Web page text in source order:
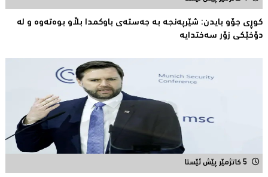
کوڕی جۆو بایدن: شێرپەنجە بە جەستەی باوکمدا بڵاو بوەتەوە و لە
دۆخێکی زۆر سەختدایە
5 کاتژمێر پێش ئێستا